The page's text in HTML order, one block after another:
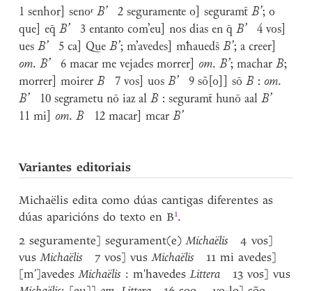
1 senhor] senoʳB’ 2 seguramente o] seguramt̄B’; o
que] eq̄B’ 3 entanto com’eu] nos dias en q̄B’ 4 vos]
uesB’ 5 ca] QueB’; m’avedes] mħaueds̄B’; a creer]
om.B’ 6 macar me vejades morrer] om.B’; macharB;
morrer] moirerB 7 vos] uosB’ 9 sõ[o]] sōB : om.
B’ 10 segrametu nō iaz alB : seguramt̄ hunō aalB’
11 mi] om.B 12 macar] mcarB’
Variantes editoriais
Michaëlis edita como dúas cantigas diferentes as
dúas aparicións do texto enB1.
2 seguramente] segurament(e)Michaëlis4 vos]
vusMichaëlis7 vos] vusMichaëlis 11 mi avedes]
[m’]avedesMichaëlis : m'havedesLittera 13 vos] vus